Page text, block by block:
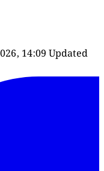
14:09 Updated